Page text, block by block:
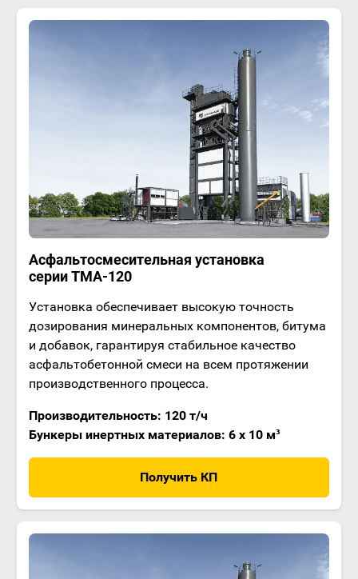
Асфальтосмесительная установка
серии ТМА-120
Установка обеспечивает высокую точность
дозирования минеральных компонентов, битума
и добавок, гарантируя стабильное качество
асфальтобетонной смеси на всем протяжении
производственного процесса.
Производительность: 120 т/ч
Бункеры инертных материалов: 6 x 10 м³
Получить КП